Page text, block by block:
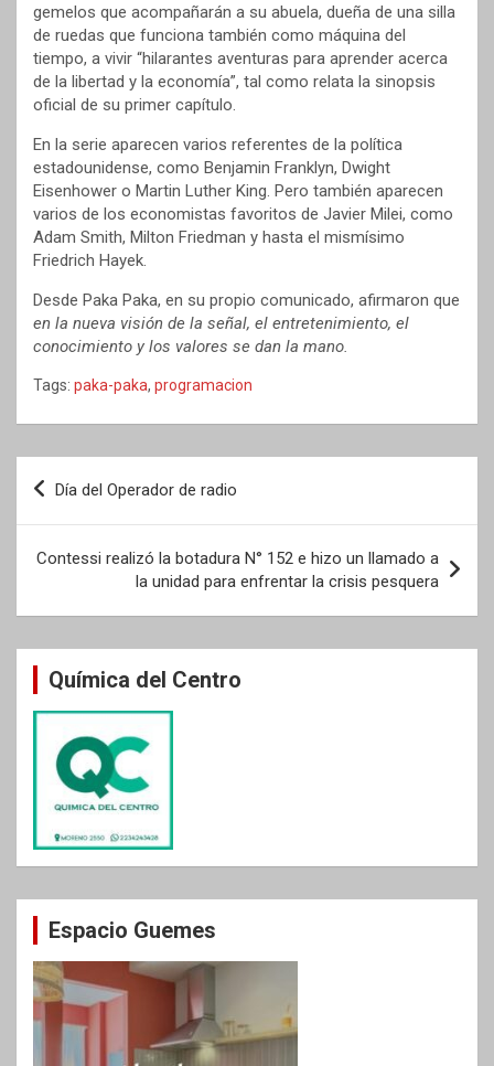
gemelos que acompañarán a su abuela, dueña de una silla
de ruedas que funciona también como máquina del
tiempo, a vivir “hilarantes aventuras para aprender acerca
de la libertad y la economía”, tal como relata la sinopsis
oficial de su primer capítulo.
En la serie aparecen varios referentes de la política
estadounidense, como Benjamin Franklyn, Dwight
Eisenhower o Martin Luther King. Pero también aparecen
varios de los economistas favoritos de Javier Milei, como
Adam Smith, Milton Friedman y hasta el mismísimo
Friedrich Hayek.
Desde Paka Paka, en su propio comunicado, afirmaron que
en la nueva visión de la señal, el entretenimiento, el
conocimiento y los valores se dan la mano.
Tags: paka-paka, programacion
Navegación
Día del Operador de radio
Contessi realizó la botadura N° 152 e hizo un llamado a
la unidad para enfrentar la crisis pesquera
Química del Centro
Espacio Guemes